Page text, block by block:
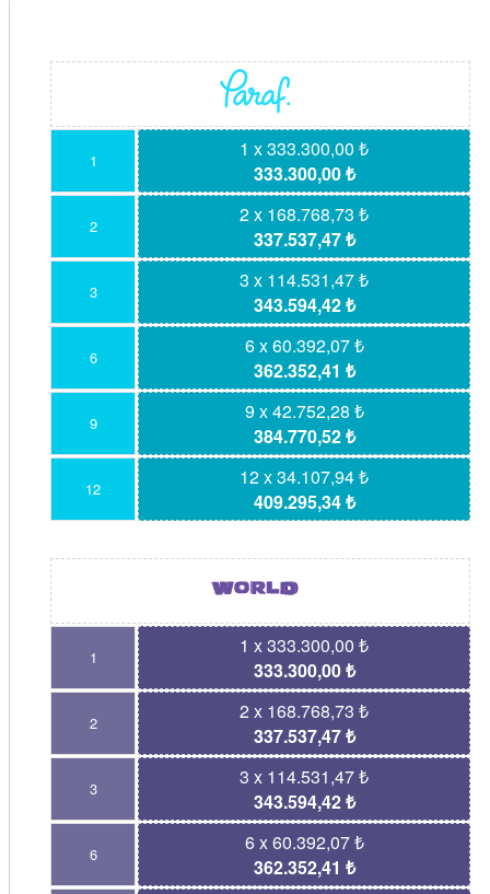
1
1 x 333.300,00 ₺
333.300,00 ₺
2
2 x 168.768,73 ₺
337.537,47 ₺
3
3 x 114.531,47 ₺
343.594,42 ₺
6
6 x 60.392,07 ₺
362.352,41 ₺
9
9 x 42.752,28 ₺
384.770,52 ₺
12
12 x 34.107,94 ₺
409.295,34 ₺
1
1 x 333.300,00 ₺
333.300,00 ₺
2
2 x 168.768,73 ₺
337.537,47 ₺
3
3 x 114.531,47 ₺
343.594,42 ₺
6
6 x 60.392,07 ₺
362.352,41 ₺